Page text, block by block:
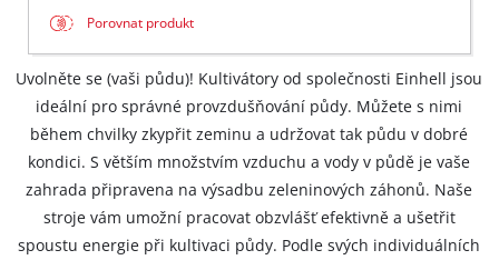
Porovnat produkt
Uvolněte se (vaši půdu)! Kultivátory od společnosti Einhell jsou
ideální pro správné provzdušňování půdy. Můžete s nimi
během chvilky zkypřit zeminu a udržovat tak půdu v dobré
kondici. S větším množstvím vzduchu a vody v půdě je vaše
zahrada připravena na výsadbu zeleninových záhonů. Naše
stroje vám umožní pracovat obzvlášť efektivně a ušetřit
spoustu energie při kultivaci půdy. Podle svých individuálních